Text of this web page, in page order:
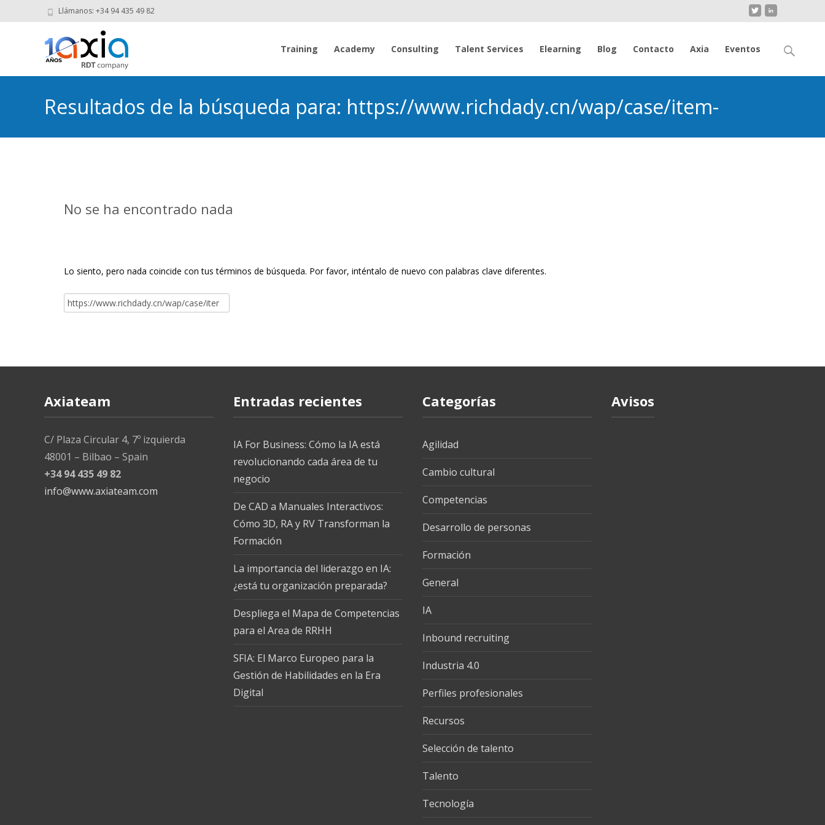
Llámanos: +34 94 435 49 82
Training Academy Consulting Talent Services Elearning Blog Contacto Axia Eventos
Buscar
por:
Resultados de la búsqueda para: https://www.richdady.cn/wap/case/item-
No se ha encontrado nada
Lo siento, pero nada coincide con tus términos de búsqueda. Por favor, inténtalo de nuevo con palabras clave diferentes.
Buscar
por:
Axiateam
C/ Plaza Circular 4, 7º izquierda
48001 – Bilbao – Spain
+34 94 435 49 82
info@www.axiateam.com
Entradas recientes
IA For Business: Cómo la IA está
revolucionando cada área de tu
negocio
De CAD a Manuales Interactivos:
Cómo 3D, RA y RV Transforman la
Formación
La importancia del liderazgo en IA:
¿está tu organización preparada?
Despliega el Mapa de Competencias
para el Area de RRHH
SFIA: El Marco Europeo para la
Gestión de Habilidades en la Era
Digital
Categorías
Agilidad
Cambio cultural
Competencias
Desarrollo de personas
Formación
General
IA
Inbound recruiting
Industria 4.0
Perfiles profesionales
Recursos
Selección de talento
Talento
Tecnología
Avisos